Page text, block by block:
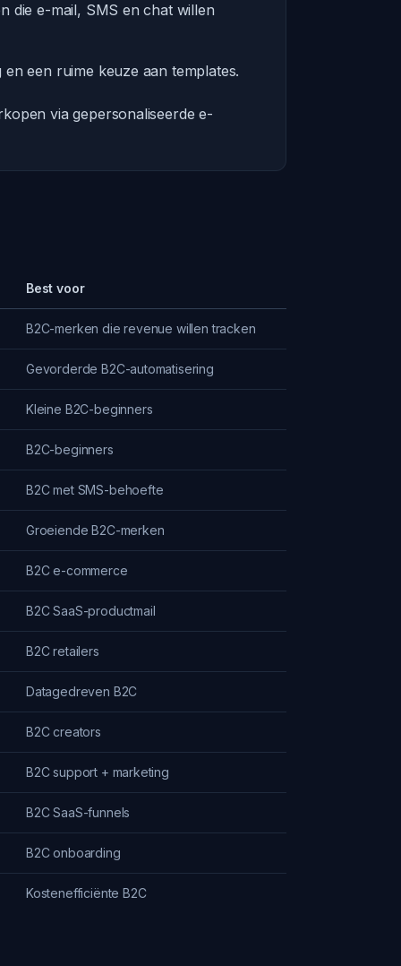
die e-mail, SMS en chat willen
een ruime keuze aan templates.
via gepersonaliseerde e-
Best voor
B2C-merken die revenue willen tracken
Gevorderde B2C-automatisering
Kleine B2C-beginners
B2C-beginners
B2C met SMS-behoefte
Groeiende B2C-merken
B2C e-commerce
B2C SaaS-productmail
B2C retailers
Datagedreven B2C
B2C creators
B2C support + marketing
B2C SaaS-funnels
B2C onboarding
Kostenefficiënte B2C